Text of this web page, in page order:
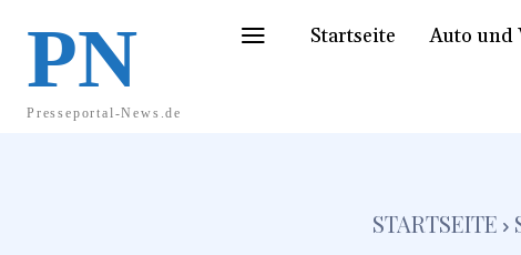
PN
Presseportal-News.de
Startseite Auto und
STARTSEITE